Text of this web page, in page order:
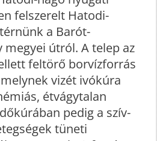
felszerelt Hatodi-
a Barót-
megyei útról. A telep az
feltörő borvízforrás
vizét ivókúra
étvágytalan
pedig a szív-
tüneti